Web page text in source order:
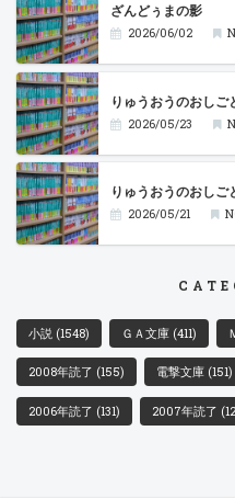
ざんどぅまの影
2026/06/02
りゅうおうのおしご
2026/05/23
りゅうおうのおしご
2026/05/21
小説 (1548) ＧＡ文庫 (411)
2008年読了 (155) 電撃文庫 (151)
2006年読了 (131) 2007年読了